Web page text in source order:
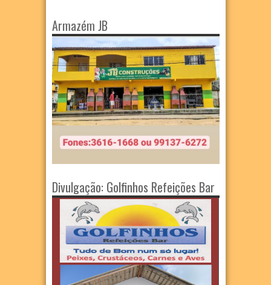
Armazém JB
Divulgação: Golfinhos Refeições Bar